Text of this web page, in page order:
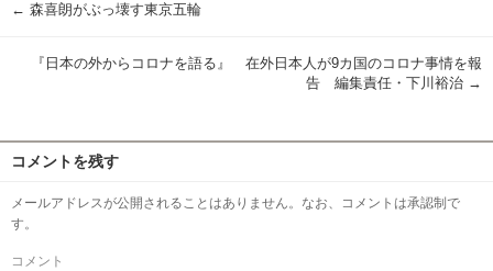
← 森喜朗がぶっ壊す東京五輪
『日本の外からコロナを語る』 在外日本人が9カ国のコロナ事情を報
告 編集責任・下川裕治 →
コメントを残す
メールアドレスが公開されることはありません。なお、コメントは承認制で
す。
コメント